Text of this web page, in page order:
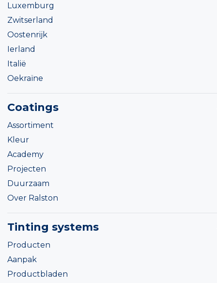
Luxemburg
Zwitserland
Oostenrijk
Ierland
Italië
Oekraïne
Coatings
Assortiment
Kleur
Academy
Projecten
Duurzaam
Over Ralston
Tinting systems
Producten
Aanpak
Productbladen